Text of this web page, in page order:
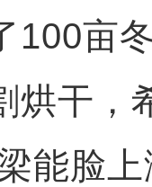
100亩
烘干，
能脸